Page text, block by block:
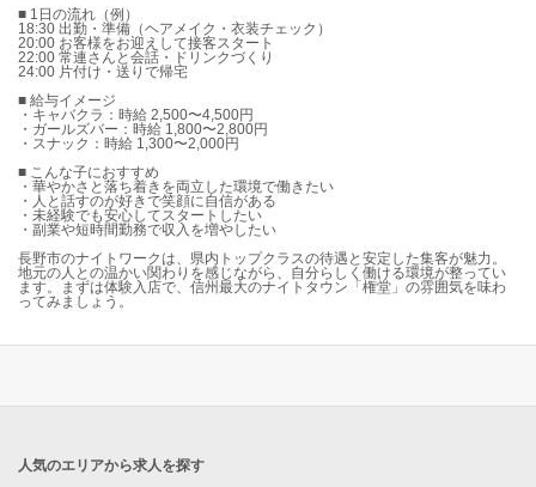
■ 1日の流れ（例）
18:30 出勤・準備（ヘアメイク・衣装チェック）
20:00 お客様をお迎えして接客スタート
22:00 常連さんと会話・ドリンクづくり
24:00 片付け・送りで帰宅
■ 給与イメージ
・キャバクラ：時給 2,500〜4,500円
・ガールズバー：時給 1,800〜2,800円
・スナック：時給 1,300〜2,000円
■ こんな子におすすめ
・華やかさと落ち着きを両立した環境で働きたい
・人と話すのが好きで笑顔に自信がある
・未経験でも安心してスタートしたい
・副業や短時間勤務で収入を増やしたい
長野市のナイトワークは、県内トップクラスの待遇と安定した集客が魅力。
地元の人との温かい関わりを感じながら、自分らしく働ける環境が整ってい
ます。まずは体験入店で、信州最大のナイトタウン「権堂」の雰囲気を味わ
ってみましょう。
人気のエリアから求人を探す